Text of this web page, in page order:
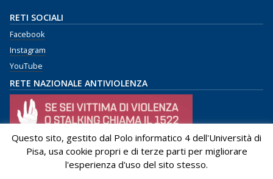
RETI SOCIALI
Facebook
Instagram
YouTube
RETE NAZIONALE ANTIVIOLENZA
Questo sito, gestito dal Polo informatico 4 dell'Università di
Pisa, usa cookie propri e di terze parti per migliorare
l'esperienza d'uso del sito stesso.